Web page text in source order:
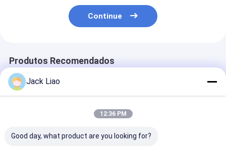
Continue
Produtos Recomendados
Jack Liao
12:36 PM
Good day, what product are you looking for?